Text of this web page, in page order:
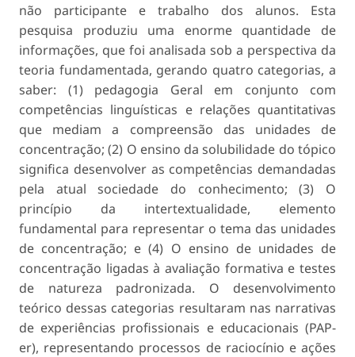
não participante e trabalho dos alunos. Esta
pesquisa produziu uma enorme quantidade de
informações, que foi analisada sob a perspectiva da
teoria fundamentada, gerando quatro categorias, a
saber: (1) pedagogia Geral em conjunto com
competências linguísticas e relações quantitativas
que mediam a compreensão das unidades de
concentração; (2) O ensino da solubilidade do tópico
significa desenvolver as competências demandadas
pela atual sociedade do conhecimento; (3) O
princípio da intertextualidade, elemento
fundamental para representar o tema das unidades
de concentração; e (4) O ensino de unidades de
concentração ligadas à avaliação formativa e testes
de natureza padronizada. O desenvolvimento
teórico dessas categorias resultaram nas narrativas
de experiências profissionais e educacionais (PAP-
er), representando processos de raciocínio e ações